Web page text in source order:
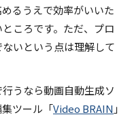
るうえで効率がいいた
ころです。ただ、プロ
いという点は理解して
うなら動画自動生成ソ
ツール「Video BRAIN 」